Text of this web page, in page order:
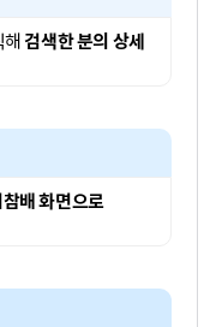
해검색한 분의 상세
배 화면으로